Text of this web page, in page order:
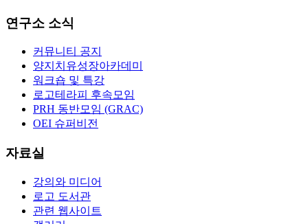
연구소 소식
커뮤니티 공지
양지치유성장아카데미
워크숍 및 특강
로고테라피 후속모임
PRH 동반모임 (GRAC)
OEI 슈퍼비전
자료실
강의와 미디어
로고 도서관
관련 웹사이트